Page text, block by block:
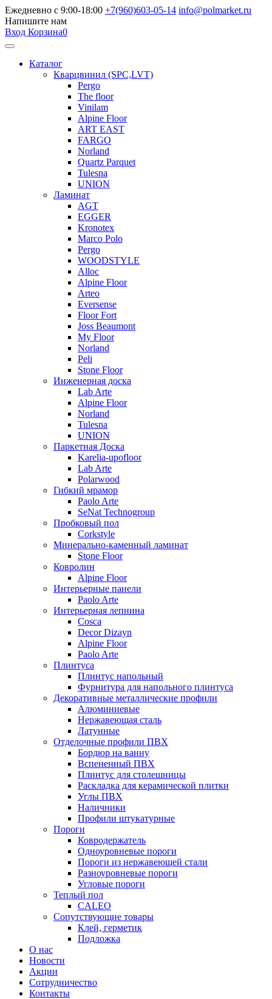
Ежедневно с 9:00-18:00 +7(960)603-05-14 info@polmarket.ru
Напишите нам
Вход Корзина0
Каталог
Кварцвинил (SPC,LVT)
Pergo
The floor
Vinilam
Alpine Floor
ART EAST
FARGO
Norland
Quartz Parquet
Tulesna
UNION
Ламинат
AGT
EGGER
Kronotex
Marco Polo
Pergo
WOODSTYLE
Alloc
Alpine Floor
Arteo
Eversense
Floor Fort
Joss Beaumont
My Floor
Norland
Peli
Stone Floor
Инженерная доска
Lab Arte
Alpine Floor
Norland
Tulesna
UNION
Паркетная Доска
Karelia-upofloor
Lab Arte
Polarwood
Гибкий мрамор
Paolo Arte
SeNat Technogroup
Пробковый пол
Corkstyle
Минерально-каменный ламинат
Stone Floor
Ковролин
Alpine Floor
Интерьерные панели
Paolo Arte
Интерьерная лепнина
Cosca
Decor Dizayn
Alpine Floor
Paolo Arte
Плинтуса
Плинтус напольный
Фурнитура для напольного плинтуса
Декоративные металлические профили
Алюминиевые
Нержавеющая сталь
Латунные
Отделочные профили ПВХ
Бордюр на ванну
Вспененный ПВХ
Плинтус для столешницы
Раскладка для керамической плитки
Углы ПВХ
Наличники
Профили штукатурные
Пороги
Ковродержатель
Одноуровневые пороги
Пороги из нержавеющей стали
Разноуровневые пороги
Угловые пороги
Теплый пол
CALEO
Сопутствующие товары
Клей, герметик
Подложка
О нас
Новости
Акции
Сотрудничество
Контакты